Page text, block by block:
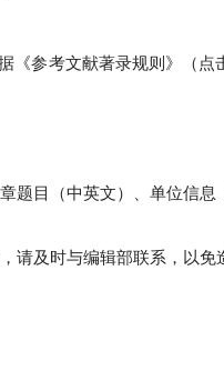
《参考文献著录规则》（点
题目（中英文）、单位信息
请及时与编辑部联系，以免